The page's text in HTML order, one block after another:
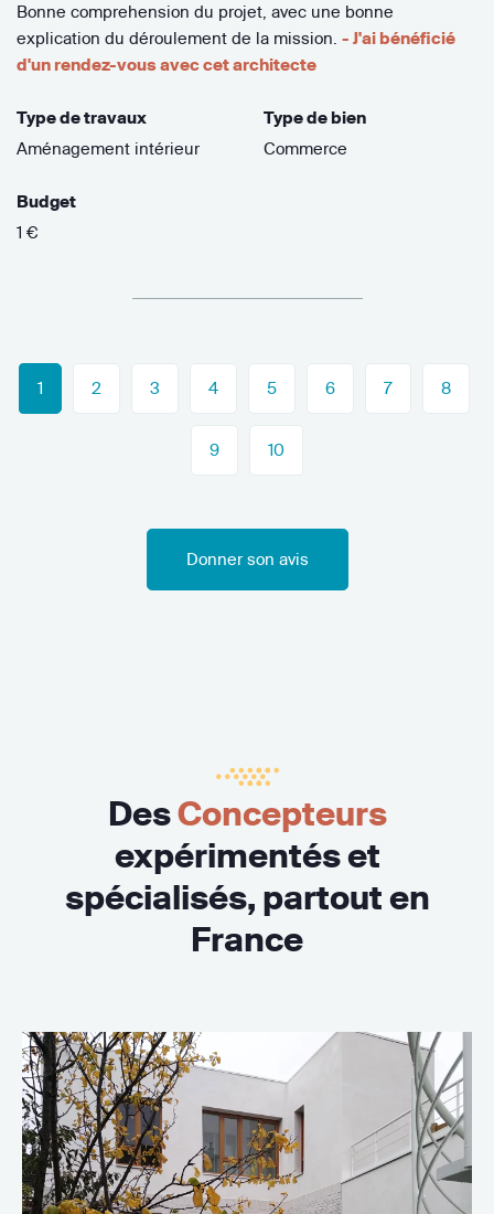
Bonne comprehension du projet, avec une bonne
explication du déroulement de la mission. - J'ai bénéficié
d'un rendez-vous avec cet architecte
Type de travaux
Aménagement intérieur
Type de bien
Commerce
Budget
1 €
1 2 3 4 5 6 7 8
9 10
Donner son avis
DesConcepteurs
expérimentés et
spécialisés, partout en
France